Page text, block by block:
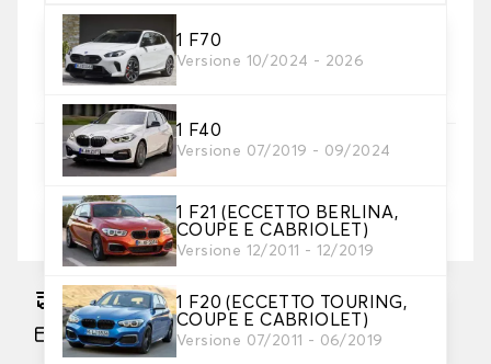
1 F70
Versione 10/2024 - 2026
1 F40
Versione 07/2019 - 09/2024
1 F21 (ECCETTO BERLINA,
COUPE E CABRIOLET)
Versione 12/2011 - 12/2019
1 F20 (ECCETTO TOURING,
COUPE E CABRIOLET)
Versione 07/2011 - 06/2019
2. Finitura a calza
Scegli le calze da neve adatte alle tue necessità
3. Dimensioni
Inserire le dimensioni del pneumatico
Dove posso trovare le misure dei pneumatici?
Consegna gratuita stimata su 12/08/2026
Pagamento in 3x gratuito, a partire da 60 euro
di acquisto.